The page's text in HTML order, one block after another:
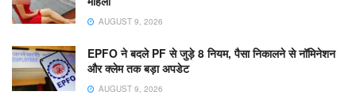
AUGUST 9, 2026
EPFO ने बदले PF से जुड़े 8 नियम, पैसा निकालने से नॉमिनेशन
और क्लेम तक बड़ा अपडेट
AUGUST 9, 2026